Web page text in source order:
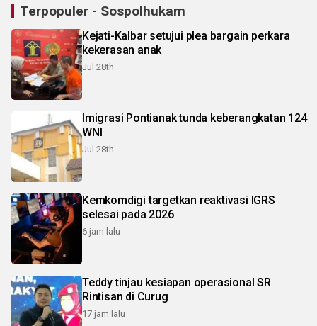
Terpopuler - Sospolhukam
Kejati-Kalbar setujui plea bargain perkara
kekerasan anak
Jul 28th
Imigrasi Pontianak tunda keberangkatan 124
WNI
Jul 28th
Kemkomdigi targetkan reaktivasi IGRS
selesai pada 2026
6 jam lalu
Teddy tinjau kesiapan operasional SR
Rintisan di Curug
17 jam lalu